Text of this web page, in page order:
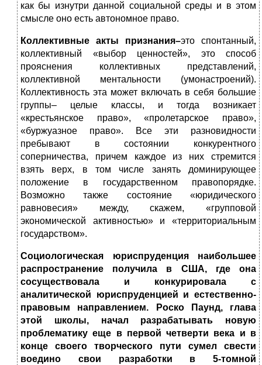
как бы изнутри данной социальной среды и в этом
смысле оно есть автономное право.
Коллективные акты признания–это спонтанный,
коллективный «выбор ценностей», это способ
прояснения коллективных представлений,
коллективной ментальности (умонастроений).
Коллективность эта может включать в себя большие
группы– целые классы, и тогда возникает
«крестьянское право», «пролетарское право»,
«буржуазное право». Все эти разновидности
пребывают в состоянии конкурентного
соперничества, причем каждое из них стремится
взять верх, в том числе занять доминирующее
положение в государственном правопорядке.
Возможно также состояние «юридического
равновесия» между, скажем, «групповой
экономической активностью» и «территориальным
государством».
Социологическая юриспруденция наибольшее
распространение получила в США, где она
сосуществовала и конкурировала с
аналитической юриспруденцией и естественно-
правовым направлением. Роско Паунд, глава
этой школы, начал разрабатывать новую
проблематику еще в первой четверти века и в
конце своего творческого пути сумел свести
воедино свои разработки в 5-томной